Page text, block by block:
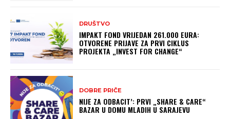
DRUŠTVO
IMPAKT FOND VRIJEDAN 261.000 EURA:
OTVORENE PRIJAVE ZA PRVI CIKLUS
PROJEKTA „INVEST FOR CHANGE“
DOBRE PRIČE
NIJE ZA ODBACIT’: PRVI „SHARE & CARE“
BAZAR U DOMU MLADIH U SARAJEVU